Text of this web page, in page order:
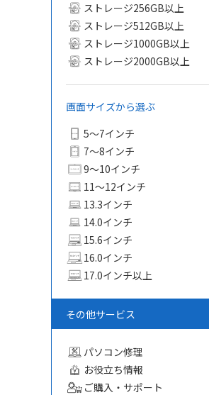
ストレージ256GB以上
ストレージ512GB以上
ストレージ1000GB以上
ストレージ2000GB以上
画面サイズから選ぶ
5〜7インチ
7〜8インチ
9〜10インチ
11〜12インチ
13.3インチ
14.0インチ
15.6インチ
16.0インチ
17.0インチ以上
その他サービス
パソコン修理
お役立ち情報
ご購入・サポート